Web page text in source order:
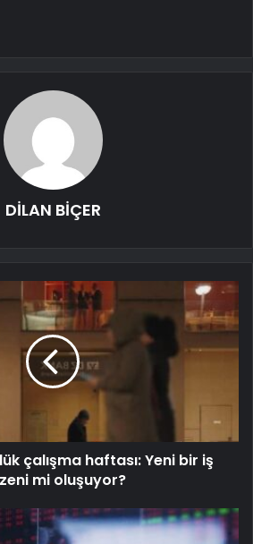
DİLAN BİÇER
çalışma haftası: Yeni bir iş
mi oluşuyor?